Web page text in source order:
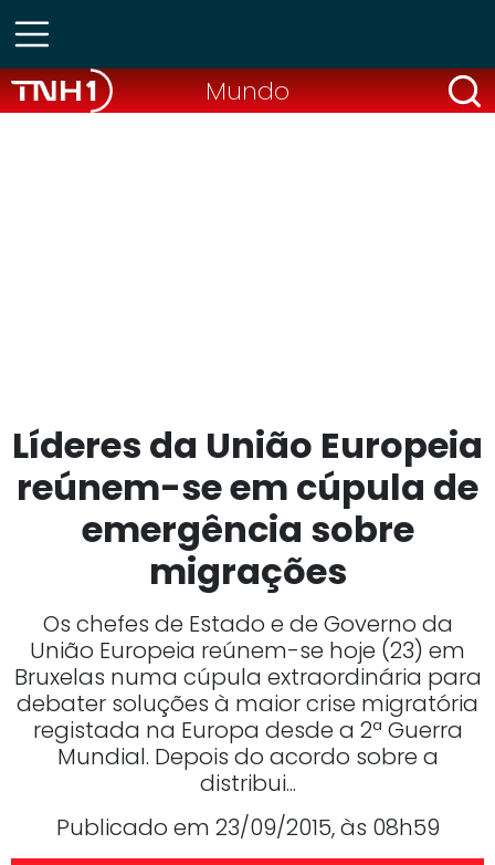
Mundo
Líderes da União Europeia
reúnem-se em cúpula de
emergência sobre
migrações
Os chefes de Estado e de Governo da
União Europeia reúnem-se hoje (23) em
Bruxelas numa cúpula extraordinária para
debater soluções à maior crise migratória
registada na Europa desde a 2ª Guerra
Mundial. Depois do acordo sobre a
distribui...
Publicado em 23/09/2015, às 08h59